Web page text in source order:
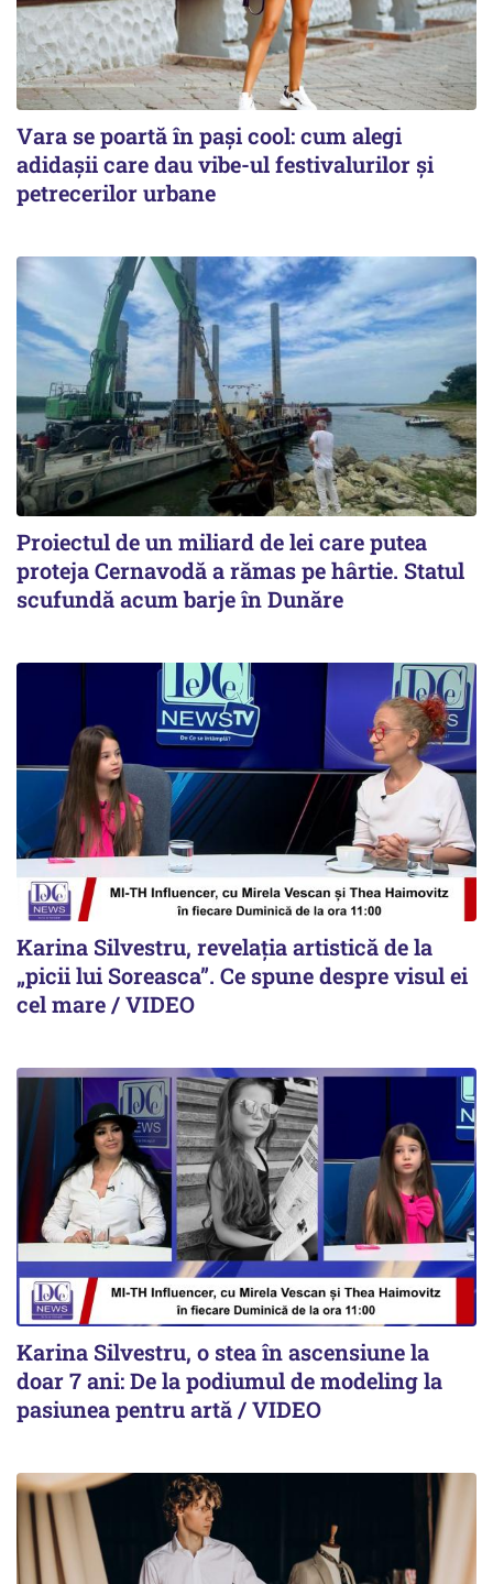
Vara se poartă în pași cool: cum alegi
adidașii care dau vibe-ul festivalurilor și
petrecerilor urbane
Proiectul de un miliard de lei care putea
proteja Cernavodă a rămas pe hârtie. Statul
scufundă acum barje în Dunăre
Karina Silvestru, revelația artistică de la
„picii lui Soreasca”. Ce spune despre visul ei
cel mare / VIDEO
Karina Silvestru, o stea în ascensiune la
doar 7 ani: De la podiumul de modeling la
pasiunea pentru artă / VIDEO